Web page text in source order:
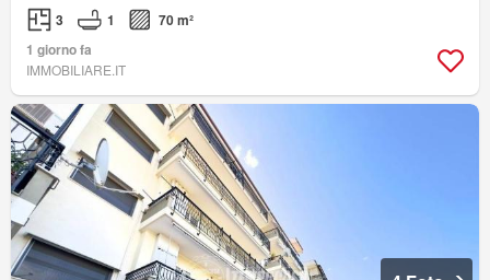
3 1
70 m²
1 giorno fa
IMMOBILIARE.IT